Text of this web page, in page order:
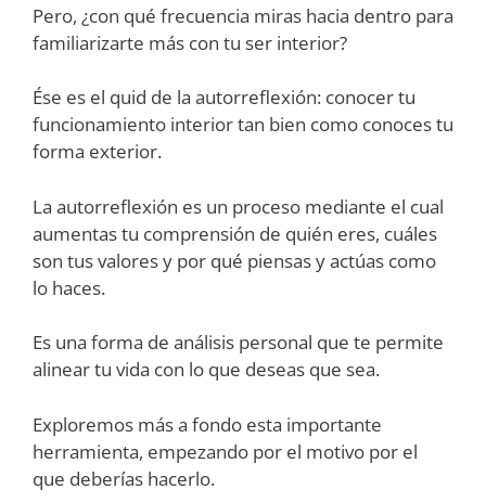
Pero, ¿con qué frecuencia miras hacia dentro para
familiarizarte más con tu ser interior?
Ése es el quid de la autorreflexión: conocer tu
funcionamiento interior tan bien como conoces tu
forma exterior.
La autorreflexión es un proceso mediante el cual
aumentas tu comprensión de quién eres, cuáles
son tus valores y por qué piensas y actúas como
lo haces.
Es una forma de análisis personal que te permite
alinear tu vida con lo que deseas que sea.
Exploremos más a fondo esta importante
herramienta, empezando por el motivo por el
que deberías hacerlo.